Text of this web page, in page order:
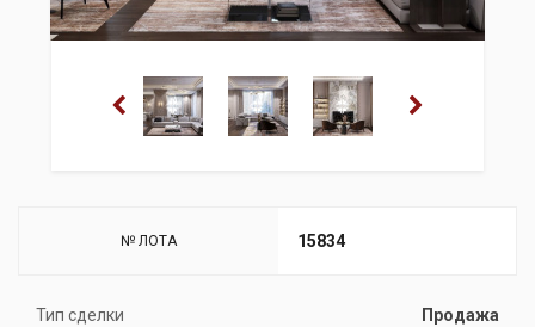
№ ЛОТА 15834
Тип сделки Продажа